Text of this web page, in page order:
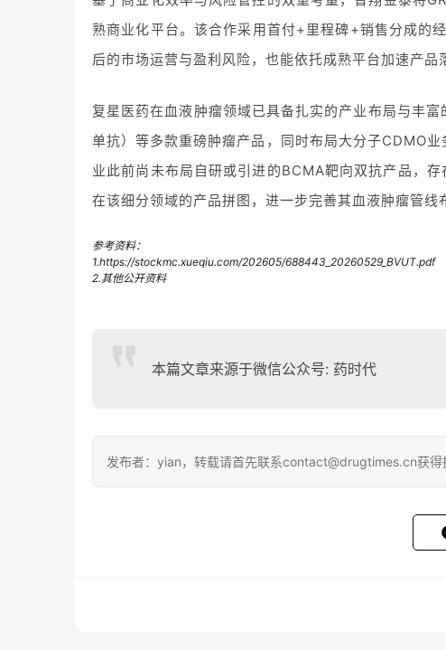
熟商业化平台。该合作采用首付+里程碑+销售分成的
后的市场运营与盈利风险，也能依托成熟平台加速产品
复星医药在血液肿瘤领域已具备扎实的产业布局与丰
单抗）等多款重磅肿瘤产品，同时布局大分子CDMO
业此前尚未布局自研或引进的BCMA靶向双抗产品，
在该细分领域的产品拼图，进一步完善其血液肿瘤管线
参考资料：
1.https://stockmc.xueqiu.com/202605/688443_20260529_BVUT.pdf
2.其他公开资料
本篇文章来源于微信公众号: 药时代
发布者：yian，转载请首先联系contact@drugtimes.cn获得